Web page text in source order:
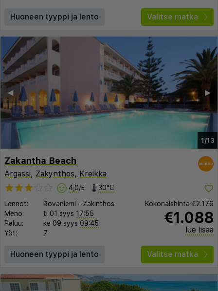
Huoneen tyyppi ja lento Valitse matka
1/13
▶︎
◀︎
Zakantha Beach
Argassi, Zakynthos, Kreikka
4,0/5 30°C
Lennot: Rovaniemi - Zakinthos
Meno:
ti 01 syys 17:55
Paluu:
ke 09 syys 09:45
Yöt:
7
Kokonaishinta €2.176
€1.088
lue lisää
Huoneen tyyppi ja lento Valitse matka